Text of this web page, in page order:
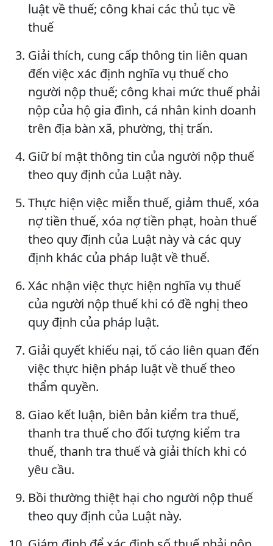
luật về thuế; công khai các thủ tục về
thuế
Giải thích, cung cấp thông tin liên quan
đến việc xác định nghĩa vụ thuế cho
người nộp thuế; công khai mức thuế phải
nộp của hộ gia đình, cá nhân kinh doanh
trên địa bàn xã, phường, thị trấn.
Giữ bí mật thông tin của người nộp thuế
theo quy định của Luật này.
Thực hiện việc miễn thuế, giảm thuế, xóa
nợ tiền thuế, xóa nợ tiền phạt, hoàn thuế
theo quy định của Luật này và các quy
định khác của pháp luật về thuế.
Xác nhận việc thực hiện nghĩa vụ thuế
của người nộp thuế khi có đề nghị theo
quy định của pháp luật.
Giải quyết khiếu nại, tố cáo liên quan đến
việc thực hiện pháp luật về thuế theo
thẩm quyền.
Giao kết luận, biên bản kiểm tra thuế,
thanh tra thuế cho đối tượng kiểm tra
thuế, thanh tra thuế và giải thích khi có
yêu cầu.
Bồi thường thiệt hại cho người nộp thuế
theo quy định của Luật này.